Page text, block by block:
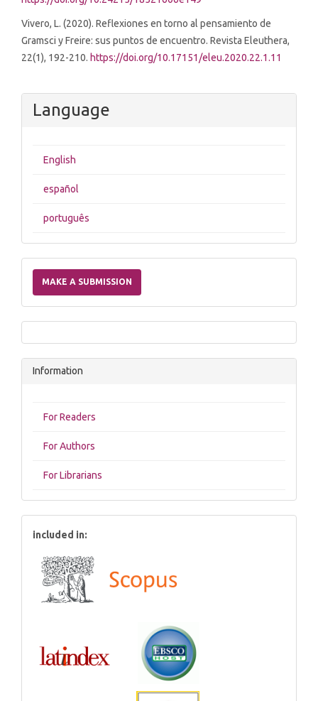
Vivero, L. (2020). Reflexiones en torno al pensamiento de
Gramsci y Freire: sus puntos de encuentro. Revista Eleuthera,
22(1), 192-210. https://doi.org/10.17151/eleu.2020.22.1.11
Language
English
español
português
a
Submission
MAKE A SUBMISSION
Information
For Readers
For Authors
For Librarians
included in: